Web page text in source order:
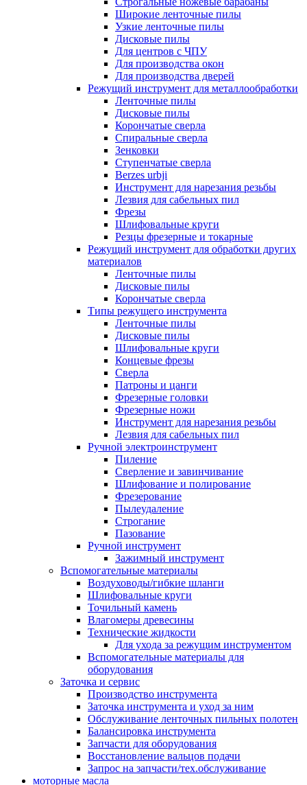
Широкие ленточные пилы
Узкие ленточные пилы
Дисковые пилы
Для центров с ЧПУ
Для производства окон
Для производства дверей
Режущий инструмент для металлообработки
Ленточные пилы
Дисковые пилы
Корончатые сверла
Спиральные сверла
Зенковки
Ступенчатые сверла
Berzes urbji
Инструмент для нарезания резьбы
Лезвия для сабельных пил
Фрезы
Шлифовальные круги
Резцы фрезерные и токарные
Режущий инструмент для обработки других
материалов
Ленточные пилы
Дисковые пилы
Корончатые сверла
Типы режущего инструмента
Ленточные пилы
Дисковые пилы
Шлифовальные круги
Концевые фрезы
Сверла
Патроны и цанги
Фрезерные головки
Фрезерные ножи
Инструмент для нарезания резьбы
Лезвия для сабельных пил
Ручной электроинструмент
Пиление
Сверление и завинчивание
Шлифование и полирование
Фрезерование
Пылеудаление
Строгание
Пазование
Ручной инструмент
Зажимный инструмент
Вспомогательные материалы
Воздуховоды/гибкие шланги
Шлифовальные круги
Точильный камень
Влагомеры древесины
Технические жидкости
Для ухода за режущим инструментом
Вспомогательные материалы для
оборудования
Заточка и сервис
Производство инструмента
Заточка инструмента и уход за ним
Обслуживание ленточных пильных полотен
Балансировка инструмента
Запчасти для оборудования
Восстановление вальцов подачи
Запрос на запчасти/тех.обслуживание
моторные масла